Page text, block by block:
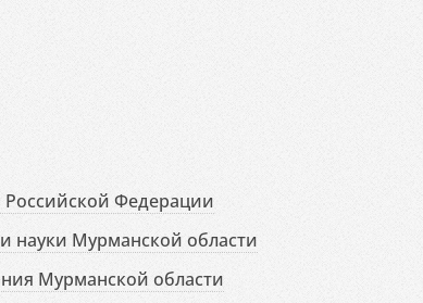
Федерации
науки Мурманской области
Мурманской области